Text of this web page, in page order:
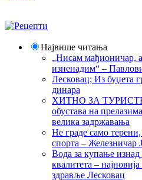
Највише читања
„Нисам мађионичар,
изненадим“ –
Лесковац; Из буџета
динара
ХИТНО ЗА ТУРИСТЕ:
обустава на
велика задржавања
Не граде само
спорта –
Вода за купање
квалитета –
здравље Лесковац